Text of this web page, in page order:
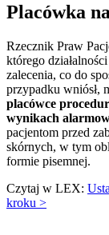
Placówka
Rzecznik Praw
którego
zalecenia, co do
przypadku wniósł,
placówce
wynikach
pacjentom przed
skórnych, w tym
formie pisemnej.
Czytaj w LEX:
kroku >